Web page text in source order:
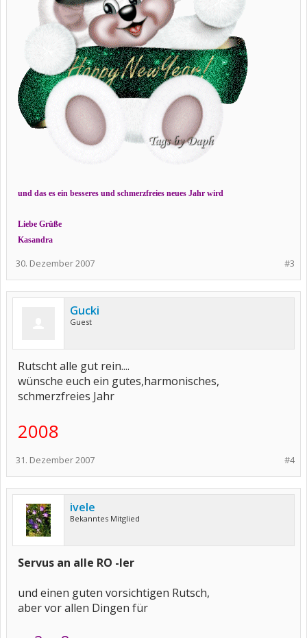
und das es ein besseres und schmerzfreies neues Jahr wird
Liebe Grüße
Kasandra
#3
30. Dezember 2007
Gucki
Guest
Rutscht alle gut rein....
wünsche euch ein gutes,harmonisches,
schmerzfreies Jahr
2008
#4
31. Dezember 2007
ivele
Bekanntes Mitglied
Servus an alle RO -ler
und einen guten vorsichtigen Rutsch,
aber vor allen Dingen für